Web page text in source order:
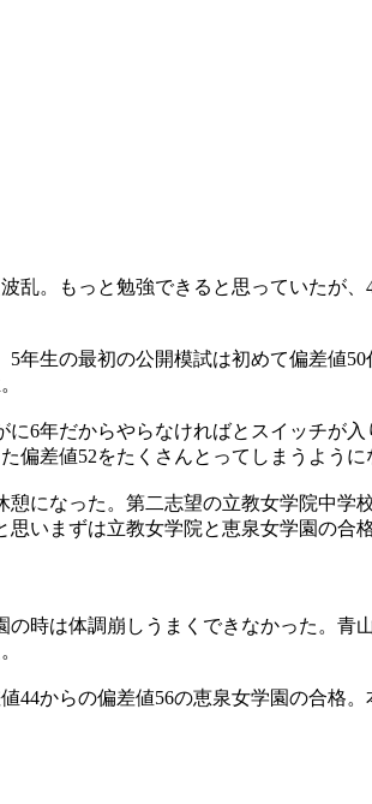
乱。もっと勉強できると思っていたが、
年生の最初の公開模試は初めて偏差値
6年だからやらなければとスイッチが
差値52をたくさんとってしまうように
になった。第二志望の立教女学院中学
いまずは立教女学院と恵泉女学園の合
時は体調崩しうまくできなかった。青
からの偏差値56の恵泉女学園の合格。